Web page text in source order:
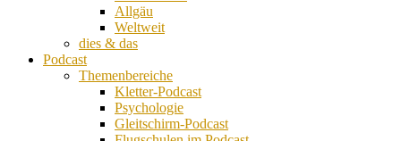
Allgäu
Weltweit
dies & das
Podcast
Themenbereiche
Kletter-Podcast
Psychologie
Gleitschirm-Podcast